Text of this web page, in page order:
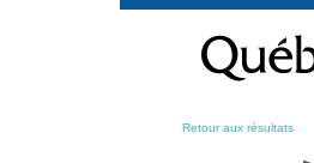
contenu
Retour aux résultats